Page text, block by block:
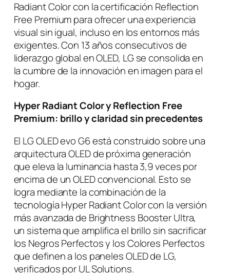
Radiant Color con la certificación Reflection
Free Premium para ofrecer una experiencia
visual sin igual, incluso en los entornos más
exigentes. Con 13 años consecutivos de
liderazgo global en OLED, LG se consolida en
la cumbre de la innovación en imagen para el
hogar.
Hyper Radiant Color y Reflection Free
Premium: brillo y claridad sin precedentes
El LG OLED evo G6 está construido sobre una
arquitectura OLED de próxima generación
que eleva la luminancia hasta 3,9 veces por
encima de un OLED convencional. Esto se
logra mediante la combinación de la
tecnología Hyper Radiant Color con la versión
más avanzada de Brightness Booster Ultra,
un sistema que amplifica el brillo sin sacrificar
los Negros Perfectos y los Colores Perfectos
que definen a los paneles OLED de LG,
verificados por UL Solutions.